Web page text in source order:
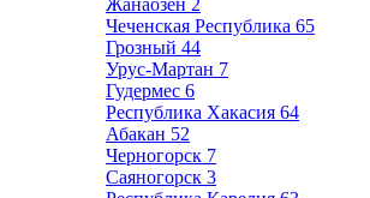
Жанаозен 2
Чеченская Республика 65
Грозный 44
Урус-Мартан 7
Гудермес 6
Республика Хакасия 64
Абакан 52
Черногорск 7
Саяногорск 3